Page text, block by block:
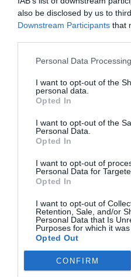
also be disclosed by us to
Downstream Participants that
Personal Data
I want to opt-out of the
personal data.
Opted In
I want to opt-out of the
Personal Data.
Opted In
I want to opt-out of
Personal Data for
Opted In
I want to opt-out of
Retention, Sale, and/or
Personal Data that Is
Purposes for which it was
Opted Out
CONFIRM